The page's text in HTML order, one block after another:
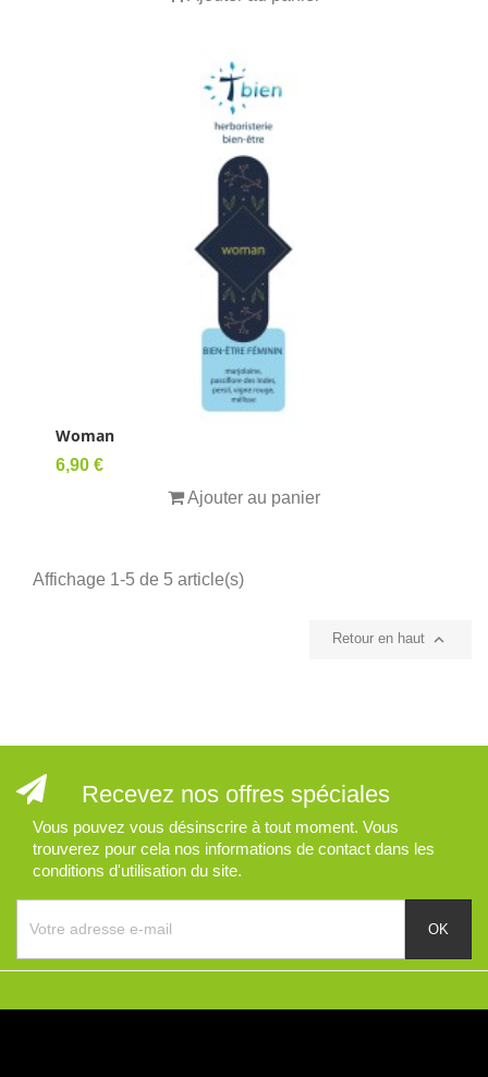
Woman
Prix
6,90 €
Ajouter au panier
Affichage 1-5 de 5 article(s)
Retour en haut 
Recevez nos offres spéciales
Vous pouvez vous désinscrire à tout moment. Vous
trouverez pour cela nos informations de contact dans les
conditions d'utilisation du site.